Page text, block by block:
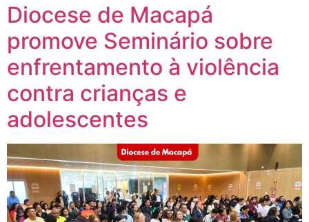
Diocese de Macapá
promove Seminário sobre
enfrentamento à violência
contra crianças e
adolescentes